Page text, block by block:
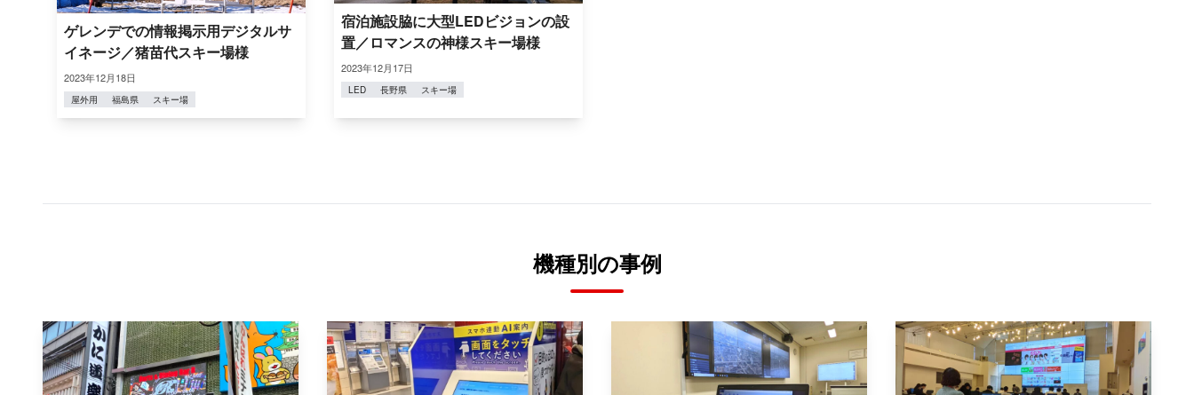
ゲレンデでの情報掲示用デジタルサ
イネージ／猪苗代スキー場様
2023年12月18日
屋外用 福島県 スキー場
宿泊施設脇に大型LEDビジョンの設
置／ロマンスの神様スキー場様
2023年12月17日
LED 長野県 スキー場
機種別の事例